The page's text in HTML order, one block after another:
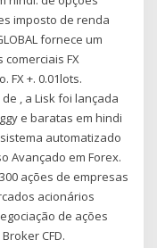
imposto de renda
fornece um
FX
FX +. 0.01lots.
, a Lisk foi lançada
e baratas em hindi
automatizado
Avançado em Forex.
ações de empresas
acionários
de ações
CFD.